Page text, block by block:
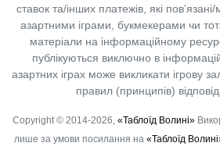
ставок та/інших платежів, які
азартними іграми, букмекерами чи
матеріали на інформаційному
публікуються виключно в
азартних іграх може викликати ігрову
правил (принципів)
Copyright © 2014-2026, «Таблоїд Волині»
лише за умови посилання на «Таблоїд